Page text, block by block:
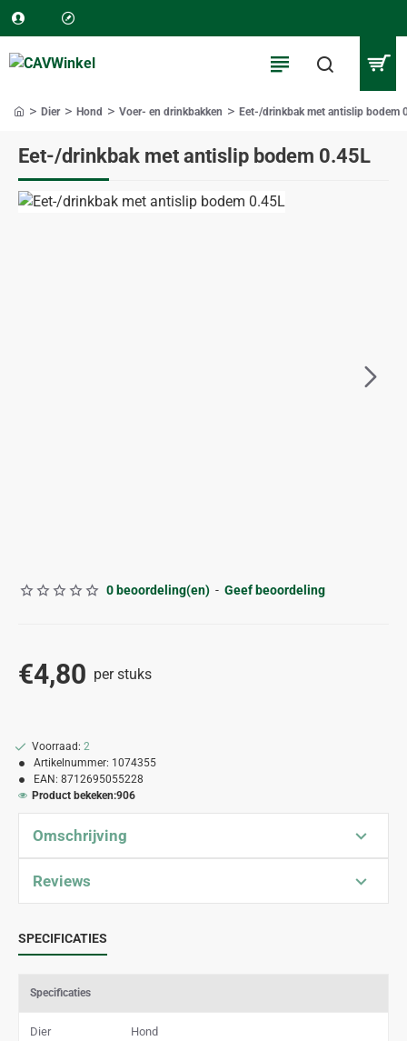
Eet-/drinkbak met antislip bodem 0.45L
Dier Hond Voer- en drinkbakken Eet-/drinkbak met antislip bodem
0 beoordeling(en) - Geef beoordeling
€4,80 per stuks
Voorraad: 2
Artikelnummer: 1074355
EAN: 8712695055228
Product bekeken:906
Omschrijving
Reviews
SPECIFICATIES
Specificaties
Dier Hond